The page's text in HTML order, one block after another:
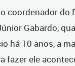
coordenador do
Gabardo,
há 10 anos, a
fazer ele